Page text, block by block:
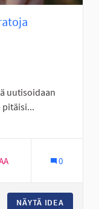
uutisoidaan
pitäisi...
Seinäjoki
0
NÄYTÄ IDEA